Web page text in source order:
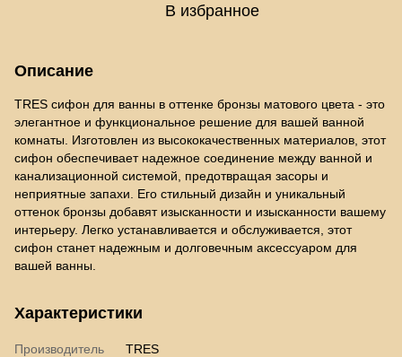
В избранное
Описание
TRES сифон для ванны в оттенке бронзы матового цвета - это
элегантное и функциональное решение для вашей ванной
комнаты. Изготовлен из высококачественных материалов, этот
сифон обеспечивает надежное соединение между ванной и
канализационной системой, предотвращая засоры и
неприятные запахи. Его стильный дизайн и уникальный
оттенок бронзы добавят изысканности и изысканности вашему
интерьеру. Легко устанавливается и обслуживается, этот
сифон станет надежным и долговечным аксессуаром для
вашей ванны.
Характеристики
Производитель
TRES